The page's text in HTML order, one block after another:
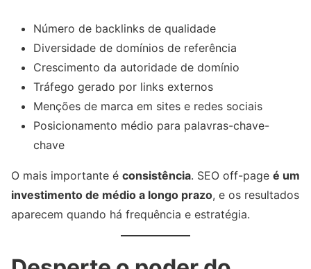
Número de backlinks de qualidade
Diversidade de domínios de referência
Crescimento da autoridade de domínio
Tráfego gerado por links externos
Menções de marca em sites e redes sociais
Posicionamento médio para palavras-chave-
chave
O mais importante é consistência. SEO off-page é um
investimento de médio a longo prazo, e os resultados
aparecem quando há frequência e estratégia.